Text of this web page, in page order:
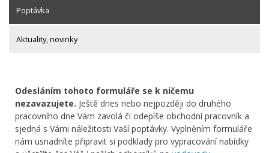
Poptávka
Aktuality, novinky
Odesláním tohoto formuláře se k ničemu
nezavazujete. Ještě dnes nebo nejpozději do druhého
pracovního dne Vám zavolá či odepíše obchodní pracovník a
sjedná s Vámi náležitosti Vaší poptávky. Vyplněním formuláře
nám usnadníte připravit si podklady pro vypracování nabídky